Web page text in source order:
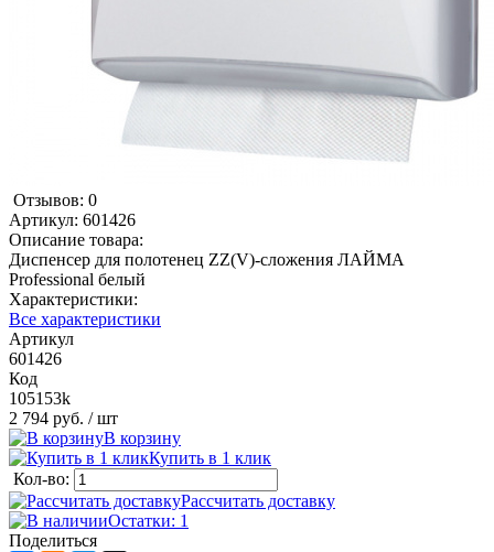
Отзывов: 0
Артикул: 601426
Описание товара:
Диспенсер для полотенец ZZ(V)-сложения ЛАЙМА
Professional белый
Характеристики:
Все характеристики
Артикул
601426
Код
105153k
2 794 руб. / шт
В корзину
Купить в 1 клик
Кол-во:
Рассчитать доставку
Остатки: 1
Поделиться